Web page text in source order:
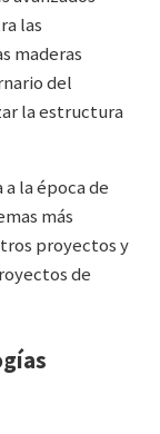
las
maderas
del
la estructura
la época de
más
proyectos y
de